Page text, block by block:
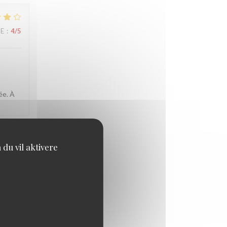
vil aktivere
: 4/5
À
: 4 /5